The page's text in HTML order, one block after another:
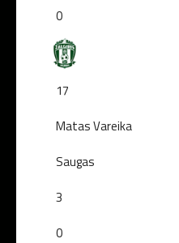
0
17
Matas Vareika
Saugas
3
0